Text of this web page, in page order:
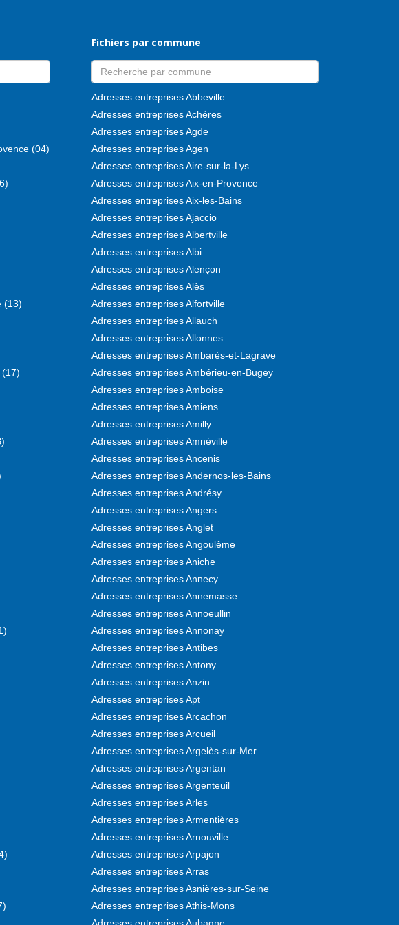
(04)
(13)
Fichiers par commune
Adresses entreprises Abbeville
Adresses entreprises Achères
Adresses entreprises Agde
Adresses entreprises Agen
Adresses entreprises Aire-sur-la-Lys
Adresses entreprises Aix-en-Provence
Adresses entreprises Aix-les-Bains
Adresses entreprises Ajaccio
Adresses entreprises Albertville
Adresses entreprises Albi
Adresses entreprises Alençon
Adresses entreprises Alès
Adresses entreprises Alfortville
Adresses entreprises Allauch
Adresses entreprises Allonnes
Adresses entreprises Ambarès-et-Lagrave
Adresses entreprises Ambérieu-en-Bugey
Adresses entreprises Amboise
Adresses entreprises Amiens
Adresses entreprises Amilly
Adresses entreprises Amnéville
Adresses entreprises Ancenis
Adresses entreprises Andernos-les-Bains
Adresses entreprises Andrésy
Adresses entreprises Angers
Adresses entreprises Anglet
Adresses entreprises Angoulême
Adresses entreprises Aniche
Adresses entreprises Annecy
Adresses entreprises Annemasse
Adresses entreprises Annoeullin
Adresses entreprises Annonay
Adresses entreprises Antibes
Adresses entreprises Antony
Adresses entreprises Anzin
Adresses entreprises Apt
Adresses entreprises Arcachon
Adresses entreprises Arcueil
Adresses entreprises Argelès-sur-Mer
Adresses entreprises Argentan
Adresses entreprises Argenteuil
Adresses entreprises Arles
Adresses entreprises Armentières
Adresses entreprises Arnouville
Adresses entreprises Arpajon
Adresses entreprises Arras
Adresses entreprises Asnières-sur-Seine
Adresses entreprises Athis-Mons
Adresses entreprises Aubagne